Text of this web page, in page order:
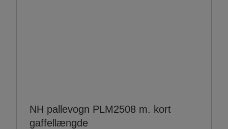
NH pallevogn PLM2508 m. kort
gaffellængde